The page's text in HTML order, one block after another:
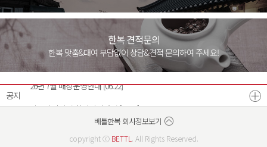
한복 견적문의
한복 맞춤&대여 부담없이 상담&견적 문의하여 주세요!
공지
26년 8월 매장운영안내[07.21]
26년 7월 매장운영안내[06.22]
베스트리워드 선정자 발표[07.18]
베틀한복 매장운영시간 변경안내 [12.26]
베틀한복 회사정보보기
copyright ⓒ BETTL . All Rights Reserved.